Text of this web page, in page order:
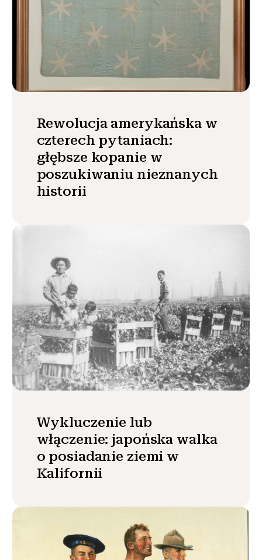
Rewolucja amerykańska w
czterech pytaniach:
głębsze kopanie w
poszukiwaniu nieznanych
historii
Wykluczenie lub
włączenie: japońska walka
o posiadanie ziemi w
Kalifornii